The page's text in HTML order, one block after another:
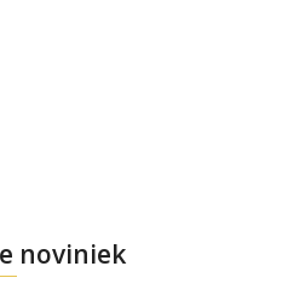
noviniek